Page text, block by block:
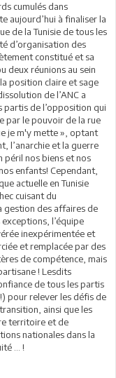
cumulés dans
aujourd’hui à finaliser la
de la Tunisie de tous les
d’organisation des
constitué et sa
deux réunions au sein
position claire et sage
de l’ANC a
partis de l’opposition qui
par le pouvoir de la rue
je m'y mette », optant
l’anarchie et la guerre
péril nos biens et nos
enfants! Cependant,
actuelle en Tunisie
cuisant du
gestion des affaires de
l’équipe
inexpérimentée et
et remplacée par des
de compétence, mais
! Lesdits
de tous les partis
pour relever les défis de
ainsi que les
territoire et de
nationales dans la
… !